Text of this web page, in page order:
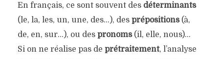
En français, ce sont souvent des déterminants
(le, la, les, un, une, des…), des prépositions(à,
de, en, sur…), ou des pronoms(il, elle, nous)…
Si on ne réalise pas de prétraitement, l’analyse